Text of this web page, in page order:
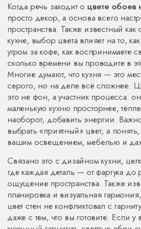
Когда речь заходит о цвете обоев
просто декор, а основа всего
пространства. Также известный как
кухне, выбор цвета влияет на то,
утром за кофе, как воспринимаете
сколько времени вы проводите в
Многие думают, что кухня — это
серого, но на деле всё сложнее.
это не фон, а участник процесса:
маленькую кухню просторнее,
наоборот, добавить энергии.
выбрать «приятный» цвет, а понять,
вашим освещением, мебелью и
Связано это сдизайном кухни,
где каждая деталь — от фартука до
ощущение пространства. Также
планировка и визуальная гармония
цвет стен не конфликтовал с
даже с тем, что вы готовите. Если у